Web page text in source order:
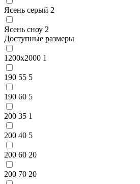
Ясень серый 2
Ясень сноу 2
Доступные размеры
1200x2000 1
190 55 5
190 60 5
200 35 1
200 40 5
200 60 20
200 70 20